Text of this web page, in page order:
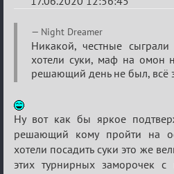
Re:
Семейный
кубок
Night Dreamer
Никакой, честные
хотели суки, маф на омон
решающий день не был, всё
Ну вот как бы яркое
решающий кому пройти на
хотели посадить суки это же
этих турнирных заморочек с